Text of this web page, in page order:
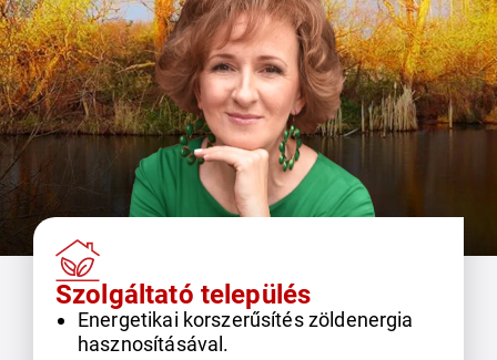
Szolgáltató település
Energetikai korszerűsítés zöldenergia
hasznosításával.